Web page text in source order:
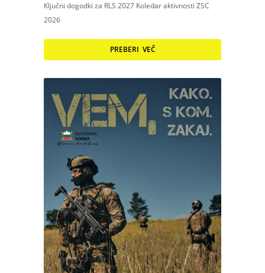
Ključni dogodki za RLS 2027 Koledar aktivnosti ZSC
2026
PREBERI VEČ